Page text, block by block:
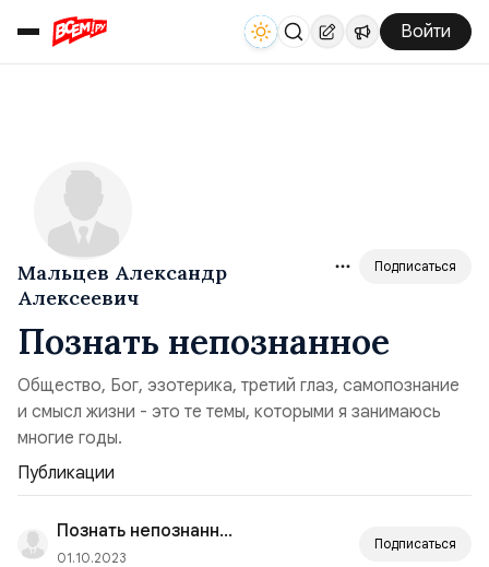
Войти
Мальцев Александр
Алексеевич
Подписаться
Познать непознанное
Общество, Бог, эзотерика, третий глаз, самопознание
и смысл жизни - это те темы, которыми я занимаюсь
многие годы.
Публикации
Познать непознанное
01.10.2023
Подписаться